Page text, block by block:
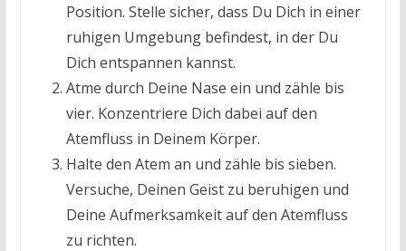
Position. Stelle sicher, dass Du Dich in einer
ruhigen Umgebung befindest, in der Du
Dich entspannen kannst.
Atme durch Deine Nase ein und zähle bis
vier. Konzentriere Dich dabei auf den
Atemfluss in Deinem Körper.
Halte den Atem an und zähle bis sieben.
Versuche, Deinen Geist zu beruhigen und
Deine Aufmerksamkeit auf den Atemfluss
zu richten.